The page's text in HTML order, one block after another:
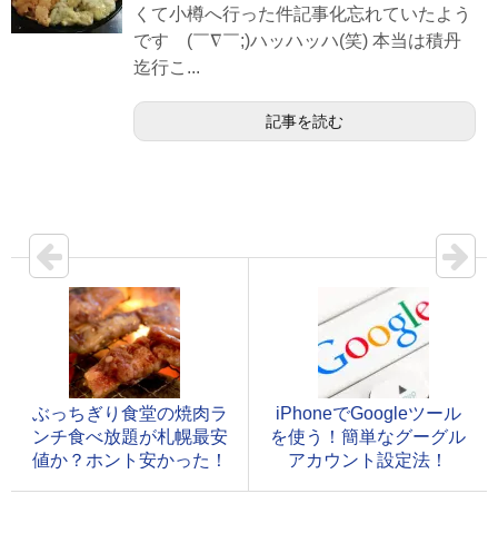
くて小樽へ行った件記事化忘れていたよう
です (￣∇￣;)ハッハッハ(笑) 本当は積丹
迄行こ...
記事を読む
ぶっちぎり食堂の焼肉ラ
ンチ食べ放題が札幌最安
値か？ホント安かった！
iPhoneでGoogleツール
を使う！簡単なグーグル
アカウント設定法！